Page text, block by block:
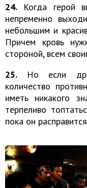
24. Когда герой
непременно
небольшим и
Причем кровь
стороной, всем
25. Но если
количество
иметь никакого
терпеливо
пока он